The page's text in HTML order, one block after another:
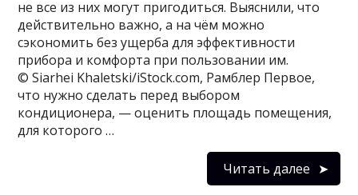
не все из них могут пригодиться. Выяснили, что
действительно важно, а на чём можно
сэкономить без ущерба для эффективности
прибора и комфорта при пользовании им.
© Siarhei Khaletski/iStock.com, Рамблер Первое,
что нужно сделать перед выбором
кондиционера, — оценить площадь помещения,
для которого …
Читать далее